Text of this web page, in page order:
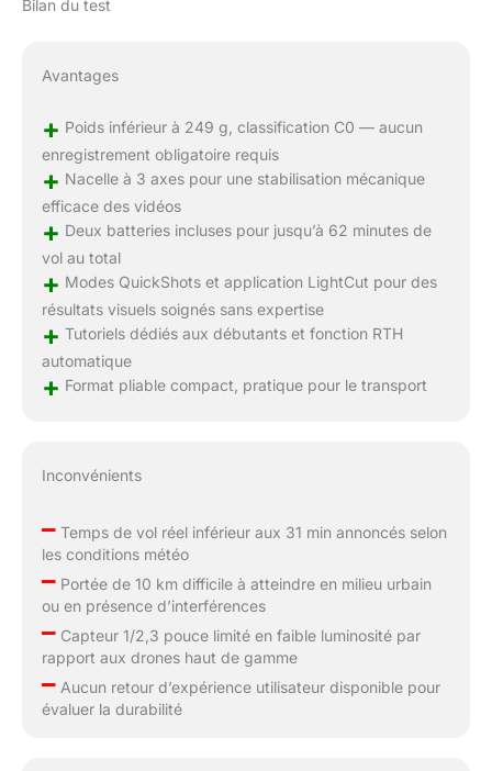
Bilan du test
Avantages
+ Poids inférieur à 249 g, classification C0 — aucun
enregistrement obligatoire requis
+ Nacelle à 3 axes pour une stabilisation mécanique
efficace des vidéos
+ Deux batteries incluses pour jusqu’à 62 minutes de
vol au total
+ Modes QuickShots et application LightCut pour des
résultats visuels soignés sans expertise
+ Tutoriels dédiés aux débutants et fonction RTH
automatique
+ Format pliable compact, pratique pour le transport
Inconvénients
–Temps de vol réel inférieur aux 31 min annoncés selon
les conditions météo
–Portée de 10 km difficile à atteindre en milieu urbain
ou en présence d’interférences
–Capteur 1/2,3 pouce limité en faible luminosité par
rapport aux drones haut de gamme
–Aucun retour d’expérience utilisateur disponible pour
évaluer la durabilité